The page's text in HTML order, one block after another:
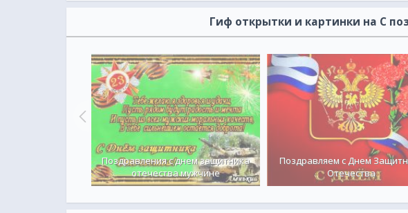
Гиф открытки и картинки на С
Поздравления с днем защитника
отечества мужчине
Поздравляем с Днем
Отечества